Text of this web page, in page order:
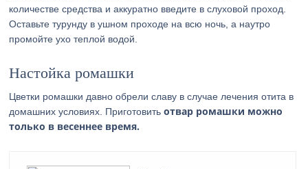
количестве средства и аккуратно введите в слуховой проход.
Оставьте турунду в ушном проходе на всю ночь, а наутро
промойте ухо теплой водой.
Настойка ромашки
Цветки ромашки давно обрели славу в случае лечения отита в
домашних условиях. Приготовитьотвар ромашки можно
только в весеннее время.